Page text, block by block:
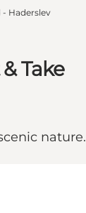
Take
nature.
Haderslev